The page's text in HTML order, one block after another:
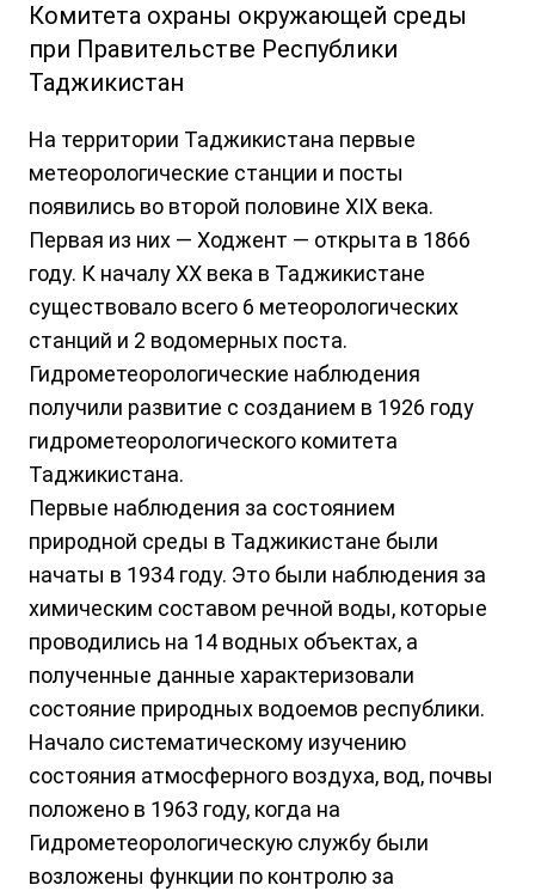
Комитета охраны окружающей среды
при Правительстве Республики
Таджикистан
На территории Таджикистана первые
метеорологические станции и посты
появились во второй половине XIX века.
Первая из них — Ходжент — открыта в 1866
году. К началу XX века в Таджикистане
существовало всего 6 метеорологических
станций и 2 водомерных поста.
Гидрометеорологические наблюдения
получили развитие с созданием в 1926 году
гидрометеорологического комитета
Таджикистана.
Первые наблюдения за состоянием
природной среды в Таджикистане были
начаты в 1934 году. Это были наблюдения за
химическим составом речной воды, которые
проводились на 14 водных объектах, а
полученные данные характеризовали
состояние природных водоемов республики.
Начало систематическому изучению
состояния атмосферного воздуха, вод, почвы
положено в 1963 году, когда на
Гидрометеорологическую службу были
возложены функции по контролю за